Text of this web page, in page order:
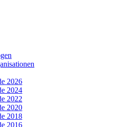
2026
2024
2022
2020
2018
2016